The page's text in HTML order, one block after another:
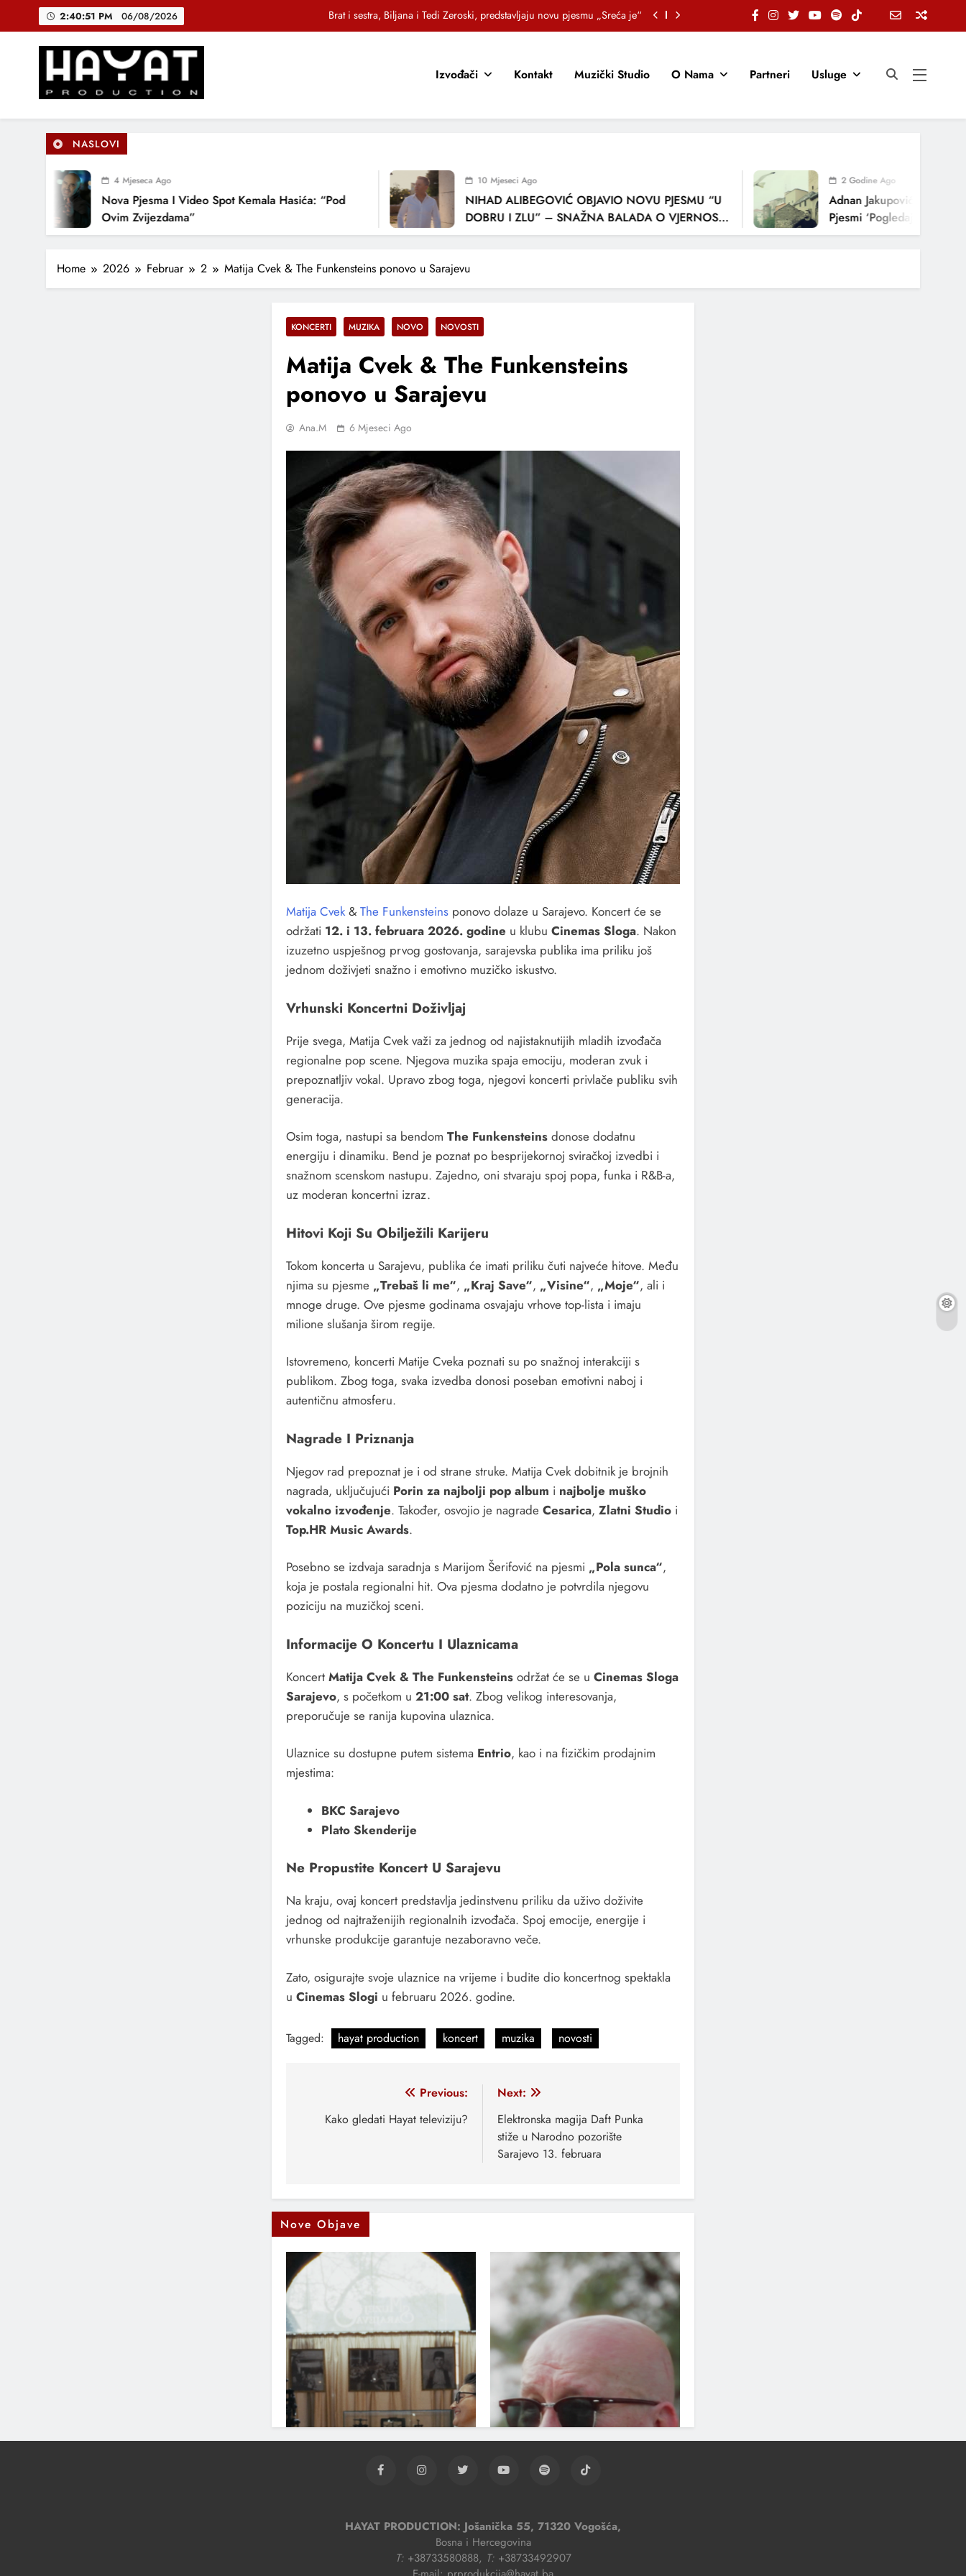
2:40:52 PM 06/08/2026
DJEČIJI HOR SUNCOKRETI KROZ PJESMU POZVALI MALIŠANE NA DOBRE NAVIKE
BEZ – Novi sarajevski bend predstavlja debitantski singl „Ljetno popodne“
Jasna Gospić predstavlja novi singl – „Rano“
Hayat Production
Promocija domaće muzike
Izvođači Kontakt Muzički Studio O Nama Partneri Usluge
NASLOVI
4 Mjeseca Ago
Nova Pjesma I Video Spot Kemala Hasića: “Pod
Ovim Zvijezdama”
10 Mjeseci Ago
NIHAD ALIBEGOVIĆ OBJAVIO NOVU PJESMU “U
DOBRU I ZLU” – SNAŽNA BALADA O VJERNOSTI,
LJUBAVI I VREMENU KOJE NAS MIJENJA
2 Godine Ago
Adnan Jakupović Donosi
Pjesmi ‘Pogledaj Me’
Home 2026 Februar 2 Matija Cvek & The Funkensteins ponovo u Sarajevu
KONCERTI MUZIKA NOVO NOVOSTI
Matija Cvek & The Funkensteins
ponovo u Sarajevu
Ana.M 6 Mjeseci Ago
Matija Cvek& The Funkensteins ponovo dolaze u Sarajevo. Koncert će se
održati 12. i 13. februara 2026. godine u klubu Cinemas Sloga. Nakon
izuzetno uspješnog prvog gostovanja, sarajevska publika ima priliku još
jednom doživjeti snažno i emotivno muzičko iskustvo.
Vrhunski Koncertni Doživljaj
Prije svega, Matija Cvek važi za jednog od najistaknutijih mladih izvođača
regionalne pop scene. Njegova muzika spaja emociju, moderan zvuk i
prepoznatljiv vokal. Upravo zbog toga, njegovi koncerti privlače publiku svih
generacija.
Osim toga, nastupi sa bendom The Funkensteins donose dodatnu
energiju i dinamiku. Bend je poznat po besprijekornoj sviračkoj izvedbi i
snažnom scenskom nastupu. Zajedno, oni stvaraju spoj popa, funka i R&B-a,
uz moderan koncertni izraz.
Hitovi Koji Su Obilježili Karijeru
Tokom koncerta u Sarajevu, publika će imati priliku čuti najveće hitove. Među
njima su pjesme „Trebaš li me“, „Kraj Save“, „Visine“, „Moje“, ali i
mnoge druge. Ove pjesme godinama osvajaju vrhove top-lista i imaju
milione slušanja širom regije.
Istovremeno, koncerti Matije Cveka poznati su po snažnoj interakciji s
publikom. Zbog toga, svaka izvedba donosi poseban emotivni naboj i
autentičnu atmosferu.
Nagrade I Priznanja
Njegov rad prepoznat je i od strane struke. Matija Cvek dobitnik je brojnih
nagrada, uključujući Porin za najbolji pop album i najbolje muško
vokalno izvođenje. Također, osvojio je nagrade Cesarica, Zlatni Studio i
Top.HR Music Awards.
Posebno se izdvaja saradnja s Marijom Šerifović na pjesmi „Pola sunca“,
koja je postala regionalni hit. Ova pjesma dodatno je potvrdila njegovu
poziciju na muzičkoj sceni.
Informacije O Koncertu I Ulaznicama
Koncert Matija Cvek & The Funkensteins održat će se u Cinemas Sloga
Sarajevo, s početkom u 21:00 sat. Zbog velikog interesovanja,
preporučuje se ranija kupovina ulaznica.
Ulaznice su dostupne putem sistema Entrio, kao i na fizičkim prodajnim
mjestima:
BKC Sarajevo
Plato Skenderije
Ne Propustite Koncert U Sarajevu
Na kraju, ovaj koncert predstavlja jedinstvenu priliku da uživo doživite
jednog od najtraženijih regionalnih izvođača. Spoj emocije, energije i
vrhunske produkcije garantuje nezaboravno veče.
Zato, osigurajte svoje ulaznice na vrijeme i budite dio koncertnog spektakla
u Cinemas Slogi u februaru 2026. godine.
Tagged: hayat production koncert muzika novosti
članaka
Previous:
Kako gledati Hayat televiziju?
Next:
Elektronska magija Daft Punka
stiže u Narodno pozorište
Sarajevo 13. februara
Nove Objave
HAYAT PRODUCTION: Jošanička 55, 71320 Vogošća,
Bosna i Hercegovina
T:+38733580888, T:+38733492907